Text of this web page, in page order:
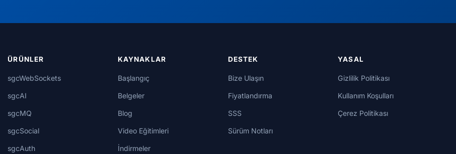
ÜRÜNLER
sgcWebSockets
sgcAI
sgcMQ
sgcSocial
sgcAuth
KAYNAKLAR
Başlangıç
Belgeler
Blog
Video Eğitimleri
İndirmeler
DESTEK
Bize Ulaşın
Fiyatlandırma
SSS
Sürüm Notları
YASAL
Gizlilik Politikası
Kullanım Koşulları
Çerez Politikası